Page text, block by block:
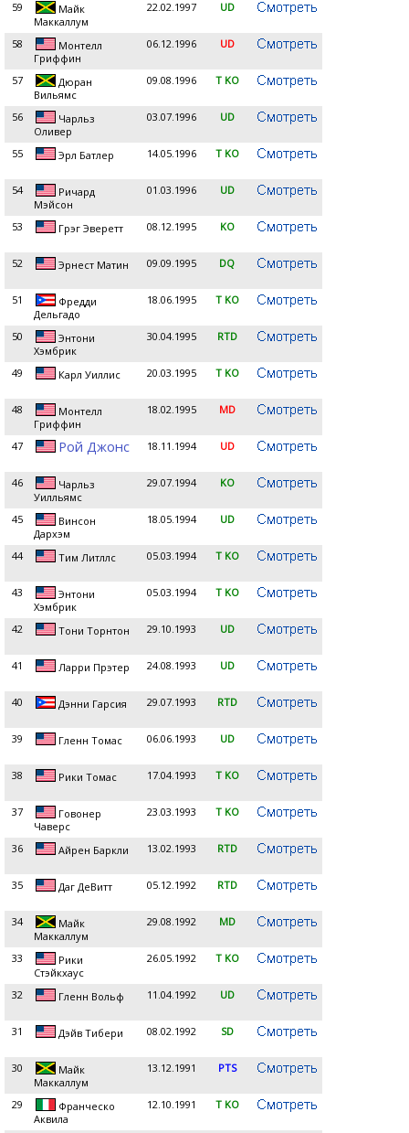
59
Майк
Маккаллум
22.02.1997 UD
58
Монтелл
Гриффин
06.12.1996 UD
57
Дюран
Вильямс
09.08.1996 T KO
56
Чарльз
Оливер
03.07.1996 UD
55 Эрл Батлер 14.05.1996 T KO
54
Ричард
Мэйсон
01.03.1996 UD
53 Грэг Эверетт 08.12.1995 KO
52 Эрнест Матин 09.09.1995 DQ
51
Фредди
Дельгадо
18.06.1995 T KO
50
Энтони
Хэмбрик
30.04.1995 RTD
49 Карл Уиллис 20.03.1995 T KO
48
Монтелл
Гриффин
18.02.1995 MD
47 Рой Джонс 18.11.1994 UD
46
Чарльз
Уилльямс
29.07.1994 KO
45
Винсон
Дархэм
18.05.1994 UD
44 Тим Литллс 05.03.1994 T KO
43
Энтони
Хэмбрик
05.03.1994 T KO
42 Тони Торнтон 29.10.1993 UD
41 Ларри Прэтер 24.08.1993 UD
40 Дэнни Гарсия 29.07.1993 RTD
39 Гленн Томас 06.06.1993 UD
38 Рики Томас 17.04.1993 T KO
37
Говонер
Чаверс
23.03.1993 T KO
36 Айрен Баркли 13.02.1993 RTD
35 Даг ДеВитт 05.12.1992 RTD
34
Майк
Маккаллум
29.08.1992 MD
33
Рики
Стэйкхаус
26.05.1992 T KO
32 Гленн Вольф 11.04.1992 UD
31 Дэйв Тибери 08.02.1992 SD
30
Майк
Маккаллум
13.12.1991 PTS
29
Франческо
Аквила
12.10.1991 T KO